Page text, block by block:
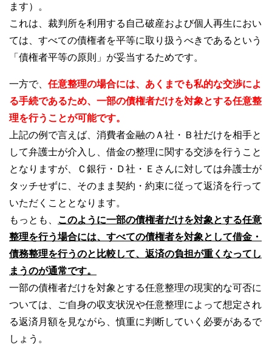
ます）。
これは、裁判所を利用する自己破産および個人再生におい
ては、すべての債権者を平等に取り扱うべきであるという
「債権者平等の原則」が妥当するためです。
一方で、 任意整理の場合には、あくまでも私的な交渉によ
る手続であるため、一部の債権者だけを対象とする任意整
理を行うことが可能です。
上記の例で言えば、消費者金融のＡ社・Ｂ社だけを相手と
して弁護士が介入し、借金の整理に関する交渉を行うこと
となりますが、Ｃ銀行・Ｄ社・Ｅさんに対しては弁護士が
タッチせずに、そのまま契約・約束に従って返済を行って
いただくこととなります。
もっとも、 このように一部の債権者だけを対象とする任意
整理を行う場合には、すべての債権者を対象として借金・
債務整理を行うのと比較して、返済の負担が重くなってし
まうのが通常です。
一部の債権者だけを対象とする任意整理の現実的な可否に
ついては、ご自身の収支状況や任意整理によって想定され
る返済月額を見ながら、慎重に判断していく必要があるで
しょう。